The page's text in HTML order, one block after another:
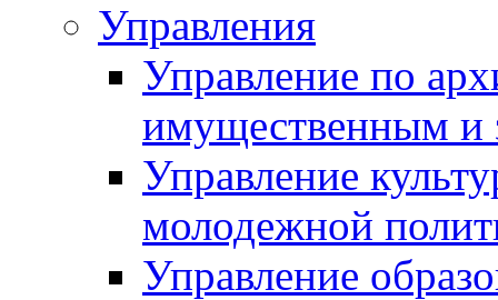
Управления
Управление по
имущественным и
Управление
молодежной
Управление